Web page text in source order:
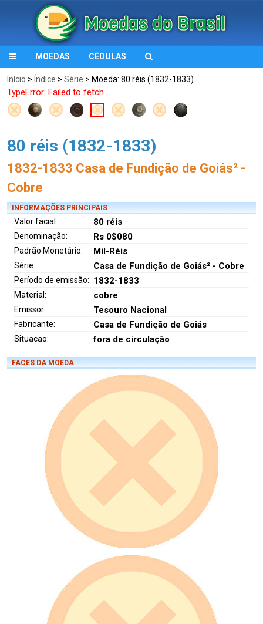
MOEDAS CÉDULAS
Início > Índice > Série > Moeda: 80 réis (1832-1833)
TypeError: Failed to fetch
80 réis (1832-1833)
1832-1833 Casa de Fundição de Goiás² -
Cobre
INFORMAÇÕES PRINCIPAIS
Valor facial: 80 réis
Denominação: Rs 0$080
Padrão Monetário: Mil-Réis
Série: Casa de Fundição de Goiás² - Cobre
Período de emissão: 1832-1833
Material: cobre
Emissor: Tesouro Nacional
Fabricante: Casa de Fundição de Goiás
Situacao: fora de circulação
FACES DA MOEDA